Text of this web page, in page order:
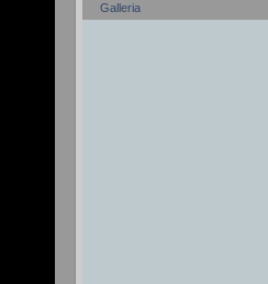
Galleria